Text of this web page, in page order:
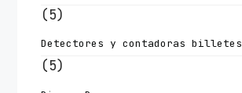
(5)
Detectores y contadoras billetes
(5)